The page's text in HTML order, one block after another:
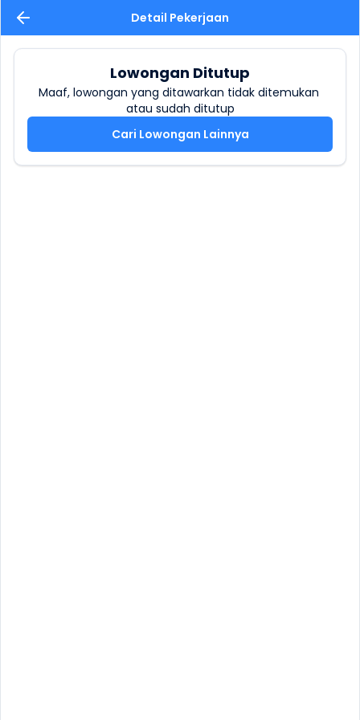
Detail Pekerjaan
Lowongan Ditutup
Maaf, lowongan yang ditawarkan tidak ditemukan
atau sudah ditutup
Cari Lowongan Lainnya